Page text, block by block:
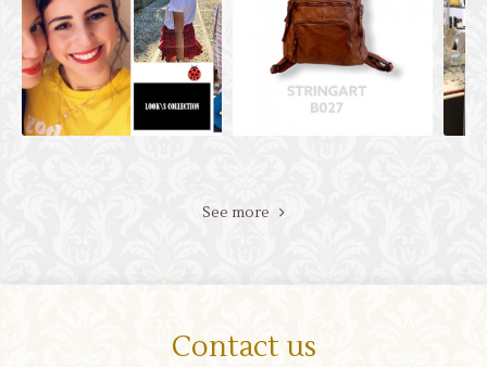
See more
Contact us